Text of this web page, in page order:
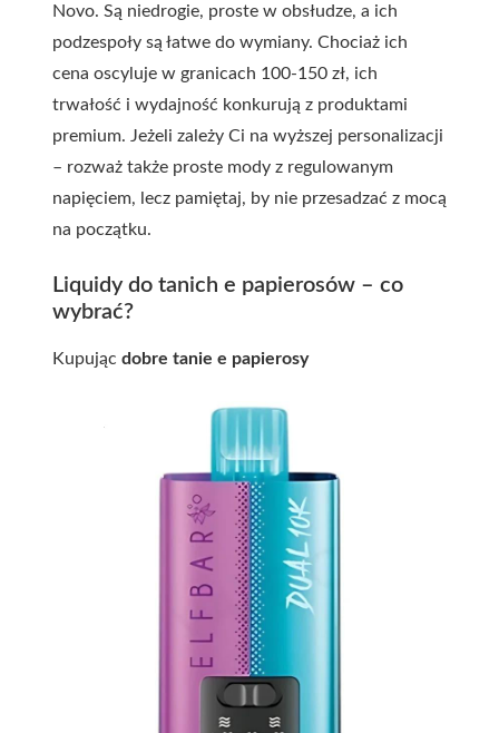
Novo. Są niedrogie, proste w obsłudze, a ich
podzespoły są łatwe do wymiany. Chociaż ich
cena oscyluje w granicach 100-150 zł, ich
trwałość i wydajność konkurują z produktami
premium. Jeżeli zależy Ci na wyższej personalizacji
– rozważ także proste mody z regulowanym
napięciem, lecz pamiętaj, by nie przesadzać z mocą
na początku.
Liquidy do tanich e papierosów – co
wybrać?
Kupując dobre tanie e papierosy